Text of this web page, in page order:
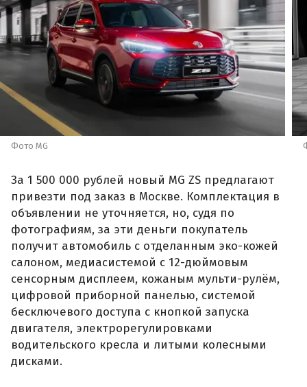
Фото MG
За 1 500 000 рублей новый MG ZS предлагают
привезти под заказ в Москве. Комплектация в
объявлении не уточняется, но, судя по
фотографиям, за эти деньги покупатель
получит автомобиль с отделанным эко-кожей
салоном, медиасистемой с 12-дюймовым
сенсорным дисплеем, кожаным мульти-рулём,
цифровой приборной панелью, системой
бесключевого доступа с кнопкой запуска
двигателя, электрорегулировками
водительского кресла и литыми колесными
дисками.